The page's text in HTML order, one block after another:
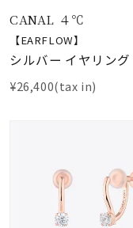
CANAL ４℃
【EARFLOW】
シルバー イヤリング
¥26,400(tax in)